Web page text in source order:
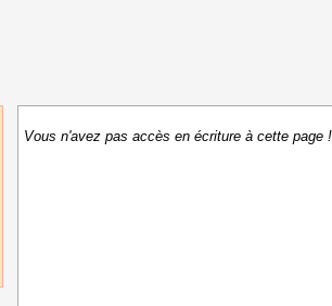
Vous n'avez pas accès en écriture à cette page !